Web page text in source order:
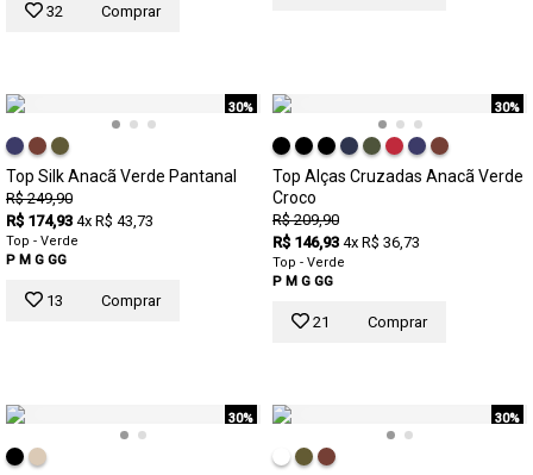
32 Comprar
30%
Top Silk Anacã Verde Pantanal
R$ 249,90
R$ 174,93 4x R$ 43,73
Top - Verde
P M G GG
13 Comprar
30%
Top Alças Cruzadas Anacã Verde
Croco
R$ 209,90
R$ 146,93 4x R$ 36,73
Top - Verde
P M G GG
21 Comprar
30% 30%